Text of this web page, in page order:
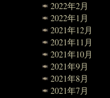
2022年2月
2022年1月
2021年12月
2021年11月
2021年10月
2021年9月
2021年8月
2021年7月